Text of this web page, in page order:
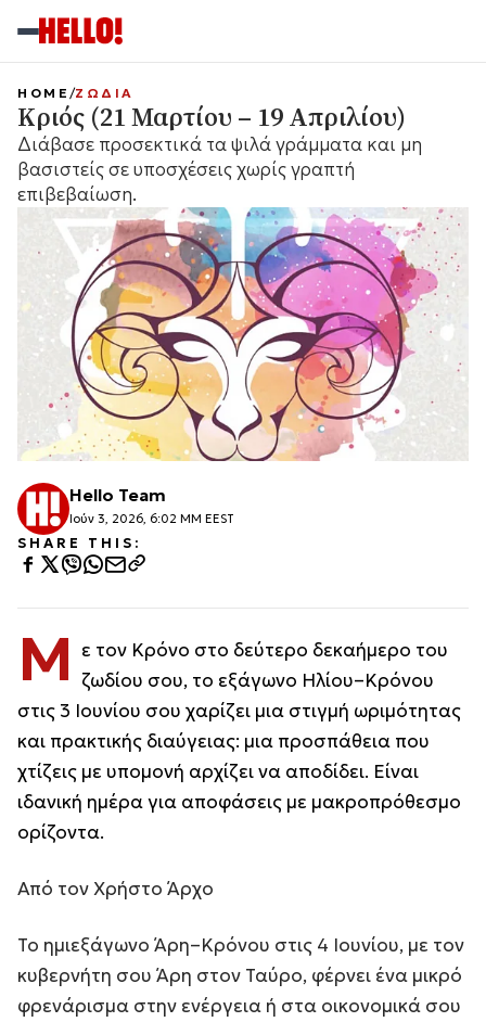
HOME ΖΩΔΙΑ
Κριός (21 Μαρτίου – 19 Απριλίου)
Διάβασε προσεκτικά τα ψιλά γράμματα και μη
βασιστείς σε υποσχέσεις χωρίς γραπτή
επιβεβαίωση.
Hello Team
Ιούν 3, 2026, 6:02 ΜΜ EEST
SHARE THIS:
Μ ε τον Κρόνο στο δεύτερο δεκαήμερο του
ζωδίου σου, το εξάγωνο Ηλίου–Κρόνου
στις 3 Ιουνίου σου χαρίζει μια στιγμή ωριμότητας
και πρακτικής διαύγειας: μια προσπάθεια που
χτίζεις με υπομονή αρχίζει να αποδίδει. Είναι
ιδανική ημέρα για αποφάσεις με μακροπρόθεσμο
ορίζοντα.
Από τον Χρήστο Άρχο
Το ημιεξάγωνο Άρη–Κρόνου στις 4 Ιουνίου, με τον
κυβερνήτη σου Άρη στον Ταύρο, φέρνει ένα μικρό
φρενάρισμα στην ενέργεια ή στα οικονομικά σου